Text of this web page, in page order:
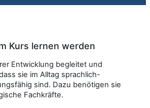
Kurs lernen werden
Entwicklung begleitet und
sie im Alltag sprachlich-
sind. Dazu benötigen sie
Fachkräfte.